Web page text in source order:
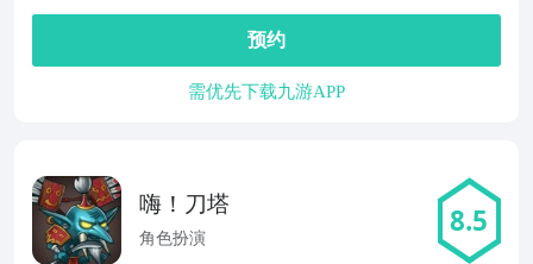
预约
需优先下载九游APP
嗨！刀塔
角色扮演 8.5